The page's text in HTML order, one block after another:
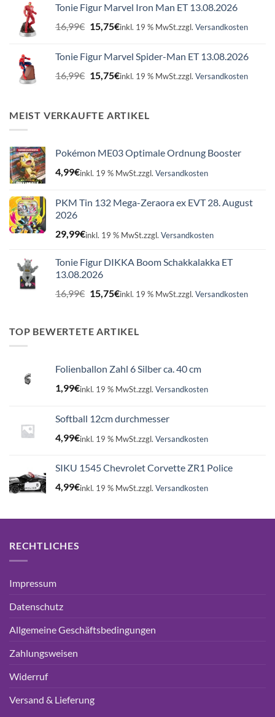
16,99€15,75€.
Tonie Figur Marvel Iron Man ET 13.08.2026
16,99€ Ursprünglicher
Preis
16,99€
15,75€Aktueller
15,75€.
inkl. 19 % MwSt.zzgl. Versandkosten
Tonie Figur Marvel Spider-Man ET 13.08.2026
16,99€ Ursprünglicher
Preis
16,99€
15,75€Aktueller
15,75€.
inkl. 19 % MwSt.zzgl. Versandkosten
MEIST VERKAUFTE ARTIKEL
Pokémon ME03 Optimale Ordnung Booster
4,99€inkl. 19 % MwSt.zzgl. Versandkosten
PKM Tin 132 Mega-Zeraora ex EVT 28. August
2026
29,99€inkl. 19 % MwSt.zzgl. Versandkosten
Tonie Figur DIKKA Boom Schakkalakka ET
13.08.2026
16,99€ Ursprünglicher
Preis
16,99€
15,75€Aktueller
15,75€.
inkl. 19 % MwSt.zzgl. Versandkosten
TOP BEWERTETE ARTIKEL
Folienballon Zahl 6 Silber ca. 40 cm
1,99€inkl. 19 % MwSt.zzgl. Versandkosten
Softball 12cm durchmesser
4,99€inkl. 19 % MwSt.zzgl. Versandkosten
SIKU 1545 Chevrolet Corvette ZR1 Police
4,99€inkl. 19 % MwSt.zzgl. Versandkosten
RECHTLICHES
Impressum
Datenschutz
Allgemeine Geschäftsbedingungen
Zahlungsweisen
Widerruf
Versand & Lieferung